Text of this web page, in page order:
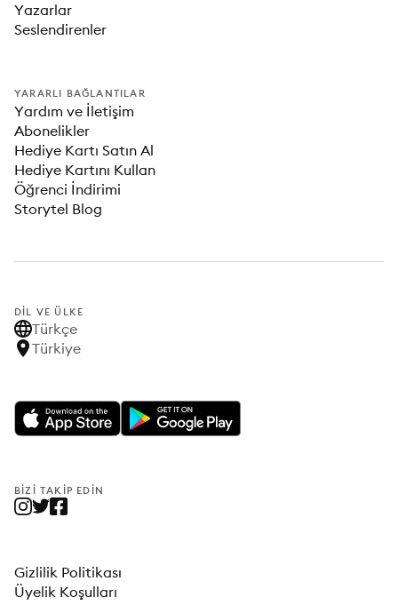
Yazarlar
Seslendirenler
YARARLI BAĞLANTILAR
Yardım ve İletişim
Abonelikler
Hediye Kartı Satın Al
Hediye Kartını Kullan
Öğrenci İndirimi
Storytel Blog
DIL VE ÜLKE
Türkçe
Türkiye
BIZI TAKIP EDIN
Gizlilik Politikası
Üyelik Koşulları